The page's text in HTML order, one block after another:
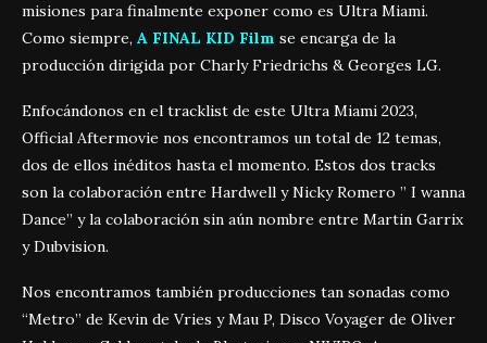
misiones para finalmente exponer como es Ultra Miami.
Como siempre, A FINAL KID Film se encarga de la
producción dirigida por Charly Friedrichs & Georges LG.
Enfocándonos en el tracklist de este Ultra Miami 2023,
Official Aftermovie nos encontramos un total de 12 temas,
dos de ellos inéditos hasta el momento. Estos dos tracks
son la colaboración entre Hardwell y Nicky Romero ” I wanna
Dance” y la colaboración sin aún nombre entre Martin Garrix
y Dubvision.
Nos encontramos también producciones tan sonadas como
“Metro” de Kevin de Vries y Mau P, Disco Voyager de Oliver